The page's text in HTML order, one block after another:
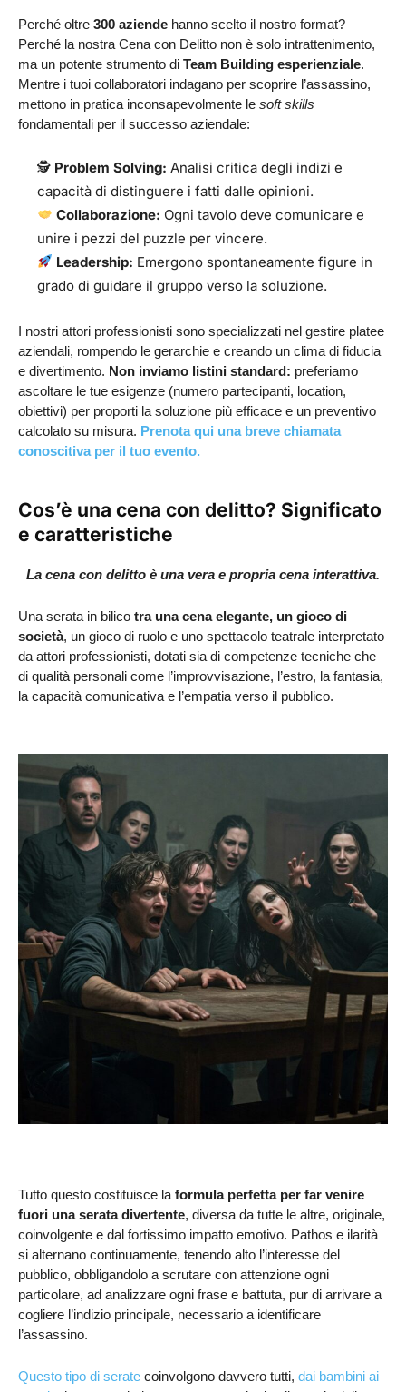
Perché oltre 300 aziende hanno scelto il nostro format?
Perché la nostra Cena con Delitto non è solo intrattenimento,
ma un potente strumento di Team Building esperienziale.
Mentre i tuoi collaboratori indagano per scoprire l’assassino,
mettono in pratica inconsapevolmente le soft skills
fondamentali per il successo aziendale:
🕵️ Problem Solving: Analisi critica degli indizi e
capacità di distinguere i fatti dalle opinioni.
Collaborazione: Ogni tavolo deve comunicare e
unire i pezzi del puzzle per vincere.
Leadership: Emergono spontaneamente figure in
grado di guidare il gruppo verso la soluzione.
I nostri attori professionisti sono specializzati nel gestire platee
aziendali, rompendo le gerarchie e creando un clima di fiducia
e divertimento. Non inviamo listini standard: preferiamo
ascoltare le tue esigenze (numero partecipanti, location,
obiettivi) per proporti la soluzione più efficace e un preventivo
calcolato su misura. Prenota qui una breve chiamata
conoscitiva per il tuo evento.
Cos’è una cena con delitto? Significato
e caratteristiche
La cena con delitto è una vera e propria cena interattiva.
Una serata in bilico tra una cena elegante, un gioco di
società, un gioco di ruolo e uno spettacolo teatrale interpretato
da attori professionisti, dotati sia di competenze tecniche che
di qualità personali come l’improvvisazione, l’estro, la fantasia,
la capacità comunicativa e l’empatia verso il pubblico.
Tutto questo costituisce la formula perfetta per far venire
fuori una serata divertente, diversa da tutte le altre, originale,
coinvolgente e dal fortissimo impatto emotivo. Pathos e ilarità
si alternano continuamente, tenendo alto l’interesse del
pubblico, obbligandolo a scrutare con attenzione ogni
particolare, ad analizzare ogni frase e battuta, pur di arrivare a
cogliere l’indizio principale, necessario a identificare
l’assassino.
Questo tipo di serate coinvolgono davvero tutti, dai bambini ai